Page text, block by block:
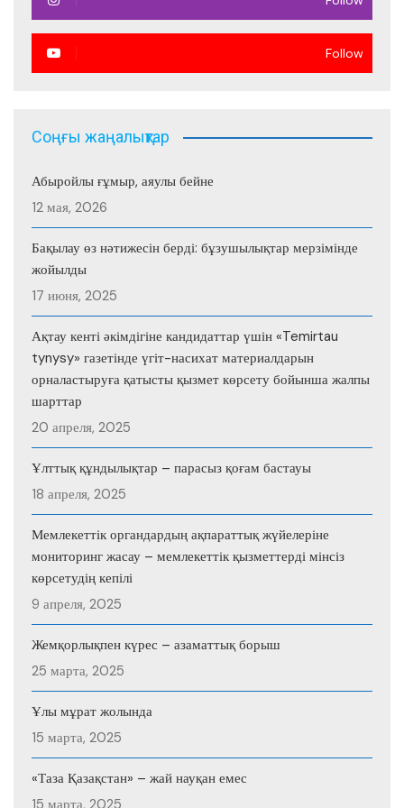
Follow
Соңғы жаңалықтар
Абыройлы ғұмыр, аяулы бейне
12 мая, 2026
Бақылау өз нәтижесін берді: бұзушылықтар мерзімінде
жойылды
17 июня, 2025
Ақтау кенті әкімдігіне кандидаттар үшін «Temirtau
tynysy» газетінде үгіт-насихат материалдарын
орналастыруға қатысты қызмет көрсету бойынша жалпы
шарттар
20 апреля, 2025
Ұлттық құндылықтар – парасыз қоғам бастауы
18 апреля, 2025
Мемлекеттік органдардың ақпараттық жүйелеріне
мониторинг жасау – мемлекеттік қызметтерді мінсіз
көрсетудің кепілі
9 апреля, 2025
Жемқорлықпен күрес – азаматтық борыш
25 марта, 2025
Ұлы мұрат жолында
15 марта, 2025
«Таза Қазақстан» – жай науқан емес